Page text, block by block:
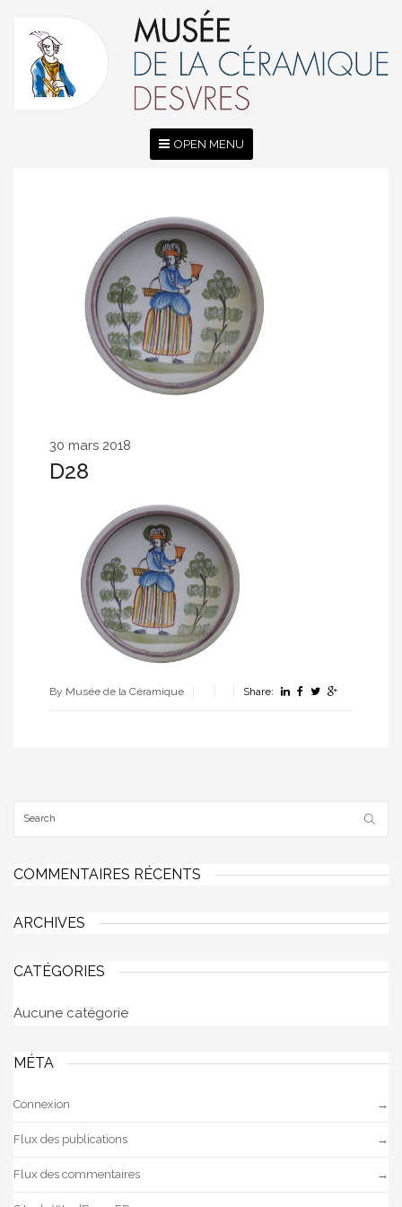
OPEN MENU
30 mars 2018
D28
By Musée de la Céramique Share:
COMMENTAIRES RÉCENTS
ARCHIVES
CATÉGORIES
Aucune catégorie
MÉTA
Connexion
Flux des publications
Flux des commentaires